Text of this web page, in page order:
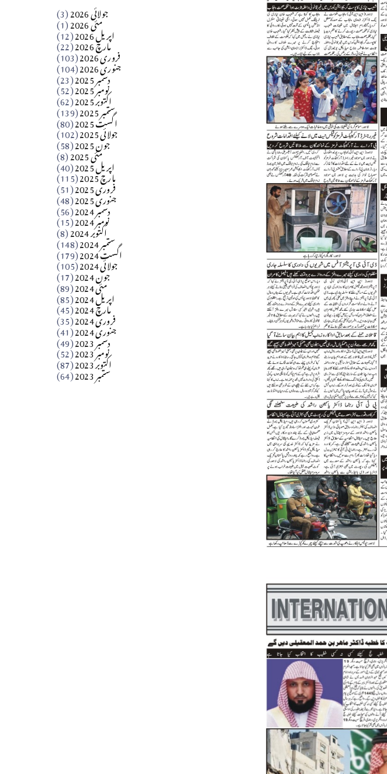
آزاد کشمیر جیسے احتجاج کی ضرورت ہے؟
​تحریر: عاصم نواز طاہرخیلی (غازی/ہری پور)
جولائی 2026 (3) مئی 2026 (1) اپریل 2026 (12) مارچ 2026 (22) فروری 2026 (103) جنوری 2026 (104) دسمبر 2025 (23) نومبر 2025 (52) اکتوبر 2025 (62) ستمبر 2025 (139) اگست 2025 (80) جولائی 2025 (102) جون 2025 (58) مئی 2025 (8) اپریل 2025 (40) مارچ 2025 (115) فروری 2025 (51) جنوری 2025 (48) دسمبر 2024 (56) نومبر 2024 (15) اکتوبر 2024 (8) ستمبر 2024 (148) اگست 2024 (179) جولائی 2024 (105) جون 2024 (17) مئی 2024 (89) اپریل 2024 (85) مارچ 2024 (45) فروری 2024 (35) جنوری 2024 (41) دسمبر 2023 (49) نومبر 2023 (52) اکتوبر 2023 (87) ستمبر 2023 (64)